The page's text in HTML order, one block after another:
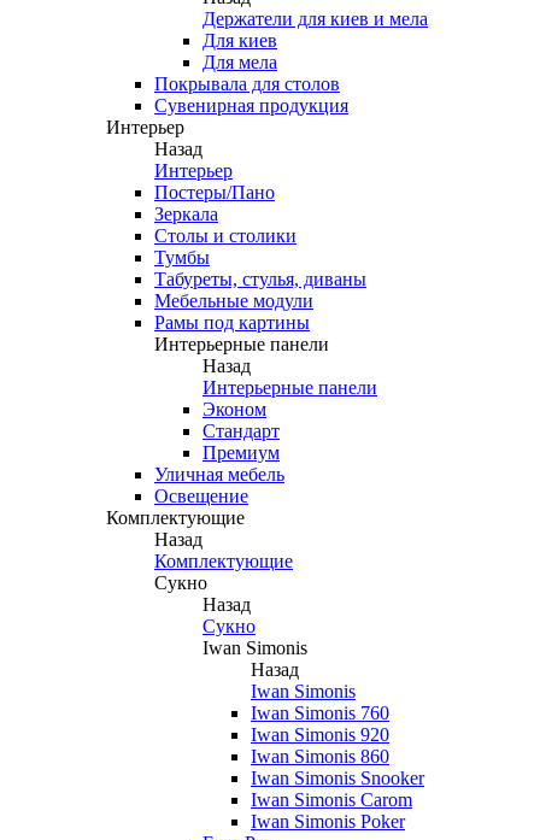
Держатели для киев и мела
Для киев
Для мела
Покрывала для столов
Сувенирная продукция
Интерьер
Назад
Интерьер
Постеры/Пано
Зеркала
Столы и столики
Тумбы
Табуреты, стулья, диваны
Мебельные модули
Рамы под картины
Интерьерные панели
Назад
Интерьерные панели
Эконом
Стандарт
Премиум
Уличная мебель
Освещение
Комплектующие
Назад
Комплектующие
Сукно
Назад
Сукно
Iwan Simonis
Назад
Iwan Simonis
Iwan Simonis 760
Iwan Simonis 920
Iwan Simonis 860
Iwan Simonis Snooker
Iwan Simonis Carom
Iwan Simonis Poker